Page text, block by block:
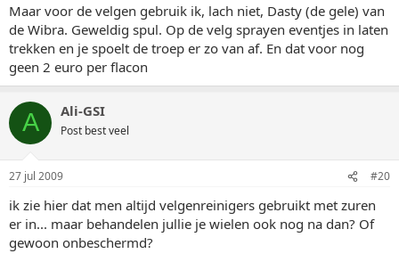
Maar voor de velgen gebruik ik, lach niet, Dasty (de gele) van
de Wibra. Geweldig spul. Op de velg sprayen eventjes in laten
trekken en je spoelt de troep er zo van af. En dat voor nog
geen 2 euro per flacon
A Ali-GSI
Post best veel
27 jul 2009 #20
ik zie hier dat men altijd velgenreinigers gebruikt met zuren
er in... maar behandelen jullie je wielen ook nog na dan? Of
gewoon onbeschermd?